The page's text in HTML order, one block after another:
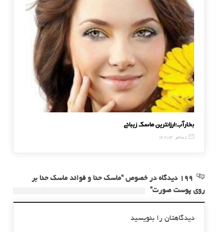
بخار آب؛ارزانترین ماسک زیبائی
16 دسامبر, 2014
199 دیدگاه در خصوص “ماسک حنا و فوائد ماسک حنا بر
روی پوست صورت”
دیدگاهتان را بنویسید